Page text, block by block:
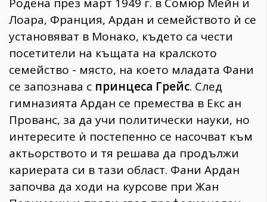
Лоара, Франция, Ардан и семейството ѝ се
установяват в Монако, където са чести
посетители на къщата на кралското
семейство - място, на което младата Фани
се запознава с принцеса Грейс. След
гимназията Ардан се премества в Екс ан
Прованс, за да учи политически науки, но
интересите ѝ постепенно се насочват към
актьорството и тя решава да продължи
кариерата си в тази област. Фани Ардан
започва да ходи на курсове при Жан